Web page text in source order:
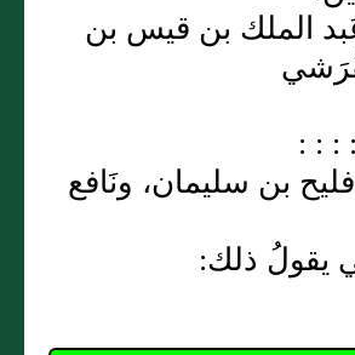
الملك بن قيس بن
: : :
بن سليمان، ونَافع
يقولُ ذلك: